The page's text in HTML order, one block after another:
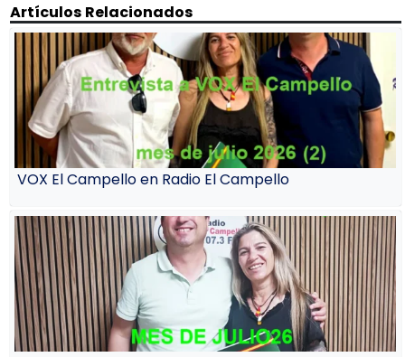
Artículos Relacionados
VOX El Campello en Radio El Campello